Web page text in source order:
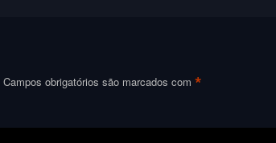
Campos obrigatórios são marcados com*